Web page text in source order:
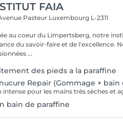
FAIA
Pasteur Luxembourg L-2311
au coeur du Limpertsberg, notre
du savoir-faire et de l'excellence. Notre équipe d'expertes
...
des pieds a la paraffine
Repair (Gommage + bain
bain de paraffine